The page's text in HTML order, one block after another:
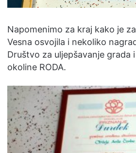
Napomenimo za kraj kako je
Vesna osvojila i nekoliko
Društvo za uljepšavanje grada
okoline RODA.